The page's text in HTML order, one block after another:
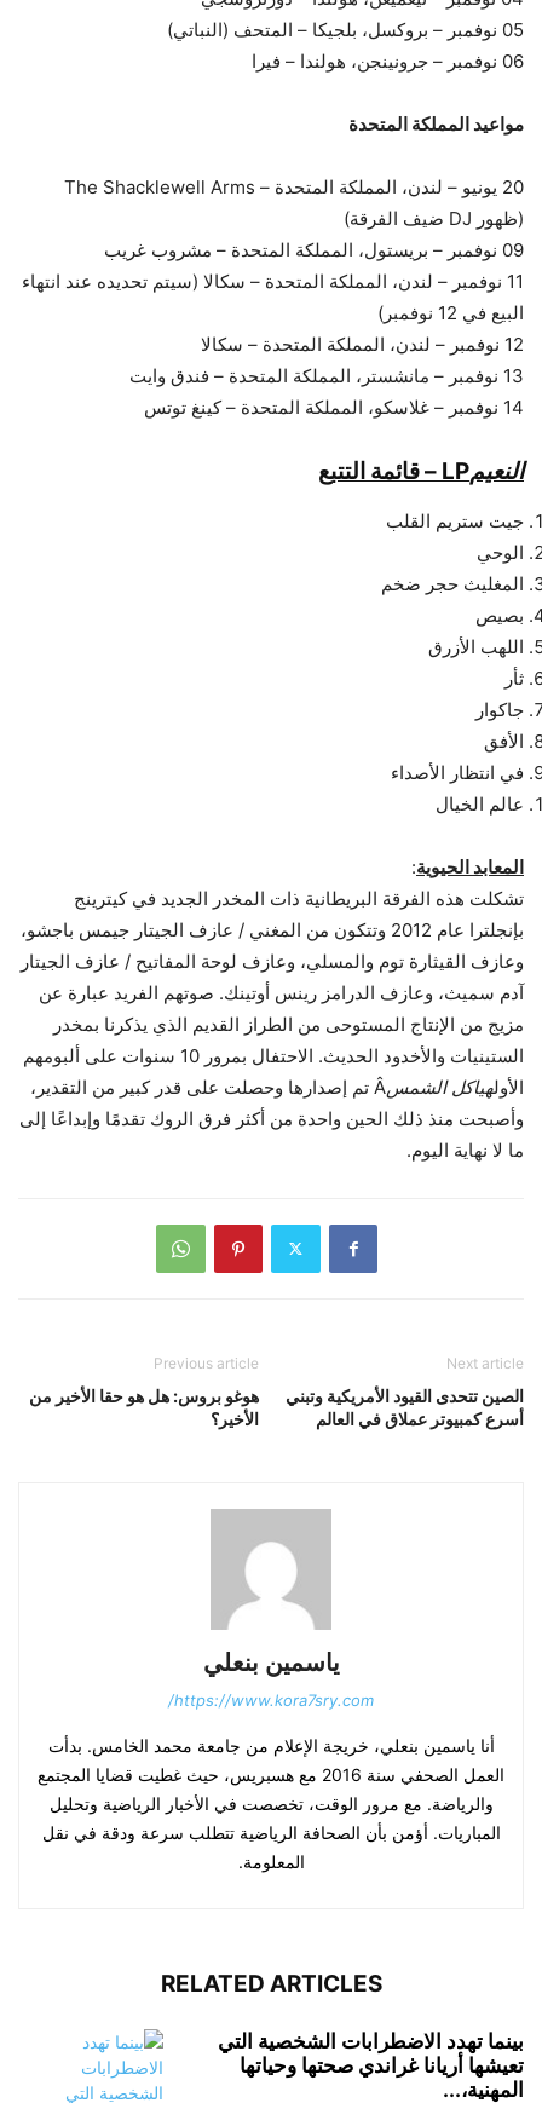
05 نوفمبر – بروكسل، بلجيكا – المتحف (النباتي)
06 نوفمبر – جرونينجن، هولندا – فيرا
مواعيد المملكة المتحدة
20 يونيو – لندن، المملكة المتحدة – The Shacklewell Arms
(ظهور DJ ضيف الفرقة)
09 نوفمبر – بريستول، المملكة المتحدة – مشروب غريب
11 نوفمبر – لندن، المملكة المتحدة – سكالا (سيتم تحديده عند انتهاء
البيع في 12 نوفمبر)
12 نوفمبر – لندن، المملكة المتحدة – سكالا
13 نوفمبر – مانشستر، المملكة المتحدة – فندق وايت
14 نوفمبر – غلاسكو، المملكة المتحدة – كينغ توتس
النعيمLP – قائمة التتبع
جيت ستريم القلب
الوحي
المغليث حجر ضخم
بصيص
اللهب الأزرق
ثأر
جاكوار
الأفق
في انتظار الأصداء
عالم الخيال
المعابد الحيوية:
تشكلت هذه الفرقة البريطانية ذات المخدر الجديد في كيترينج
بإنجلترا عام 2012 وتتكون من المغني / عازف الجيتار جيمس باجشو،
وعازف القيثارة توم والمسلي، وعازف لوحة المفاتيح / عازف الجيتار
آدم سميث، وعازف الدرامز رينس أوتينك. صوتهم الفريد عبارة عن
مزيج من الإنتاج المستوحى من الطراز القديم الذي يذكرنا بمخدر
الستينيات والأخدود الحديث. الاحتفال بمرور 10 سنوات على ألبومهم
الأولهياكل الشمس
Â تم إصدارها وحصلت على قدر كبير من التقدير،
وأصبحت منذ ذلك الحين واحدة من أكثر فرق الروك تقدمًا وإبداعًا إلى
ما لا نهاية اليوم.
Previous article
هوغو بروس: هل هو حقا الأخير من
الأخير؟
Next article
الصين تتحدى القيود الأمريكية وتبني
أسرع كمبيوتر عملاق في العالم
ياسمين بنعلي
https://www.kora7sry.com/
أنا ياسمين بنعلي، خريجة الإعلام من جامعة محمد الخامس. بدأت
العمل الصحفي سنة 2016 مع هسبريس، حيث غطيت قضايا المجتمع
والرياضة. مع مرور الوقت، تخصصت في الأخبار الرياضية وتحليل
المباريات. أؤمن بأن الصحافة الرياضية تتطلب سرعة ودقة في نقل
المعلومة.
RELATED ARTICLES
بينما تهدد الاضطرابات الشخصية التي
تعيشها أريانا غراندي صحتها وحياتها
المهنية،...